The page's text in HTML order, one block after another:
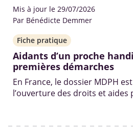
Mis à jour le 29/07/2026
Par Bénédicte Demmer
Fiche pratique
Aidants d’un proche
premières démarches
En France, le dossier MDPH
l’ouverture des droits et aides
en situation de handicap. Qui
remplir ? Quelles sont les
obtenir des solutions ? On fait